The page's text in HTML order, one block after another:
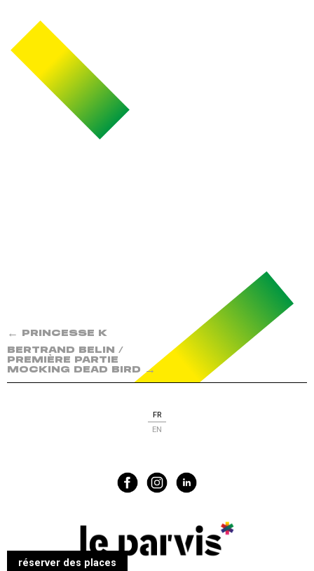
réserver des places
← PRINCESSE K
BERTRAND BELIN /
PREMIÈRE PARTIE
MOCKING DEAD BIRD
→
FR
EN